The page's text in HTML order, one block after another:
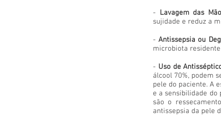
- Lavagem das
sujidade e reduz a
-Antissepsia ou
microbiota
- Uso de
álcool 70%, podem
pele do paciente. A
e a sensibilidade do
são o
antissepsia da pele